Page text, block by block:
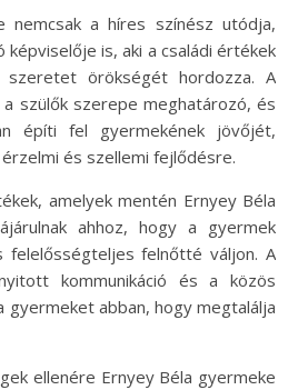
nemcsak a híres színész utódja,
képviselője is, aki a családi értékek
örökségét hordozza. A
szülők szerepe meghatározó, és
építi fel gyermekének jövőjét,
és szellemi fejlődésre.
amelyek mentén Ernyey Béla
ahhoz, hogy a gyermek
felelősségteljes felnőtté váljon. A
kommunikáció és a közös
gyermeket abban, hogy megtalálja
ellenére Ernyey Béla gyermeke